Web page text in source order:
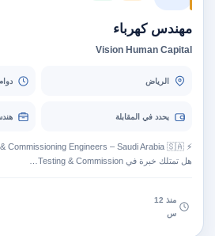
مهندس كهرباء
Vision Human Capital
الرياض
يحدد في المقابلة
& Commissioning Engineers – Saudi Arabia 🇸🇦
هل تمتلك خبرة في Testing & Commission…
منذ 12
س